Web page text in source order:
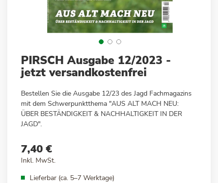
Anfang
der
springen
PIRSCH Ausgabe 12/2023 -
jetzt versandkostenfrei
Bestellen Sie die Ausgabe 12/23 des Jagd Fachmagazins
mit dem Schwerpunktthema "AUS ALT MACH NEU:
ÜBER BESTÄNDIGKEIT & NACHHALTIGKEIT IN DER
JAGD".
7,40 €
Inkl. MwSt.
Lieferbar (ca. 5–7 Werktage)